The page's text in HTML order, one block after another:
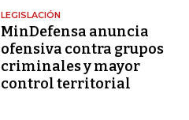
LEGISLACIÓN
MinDefensa anuncia
ofensiva contra grupos
criminales y mayor
control territorial